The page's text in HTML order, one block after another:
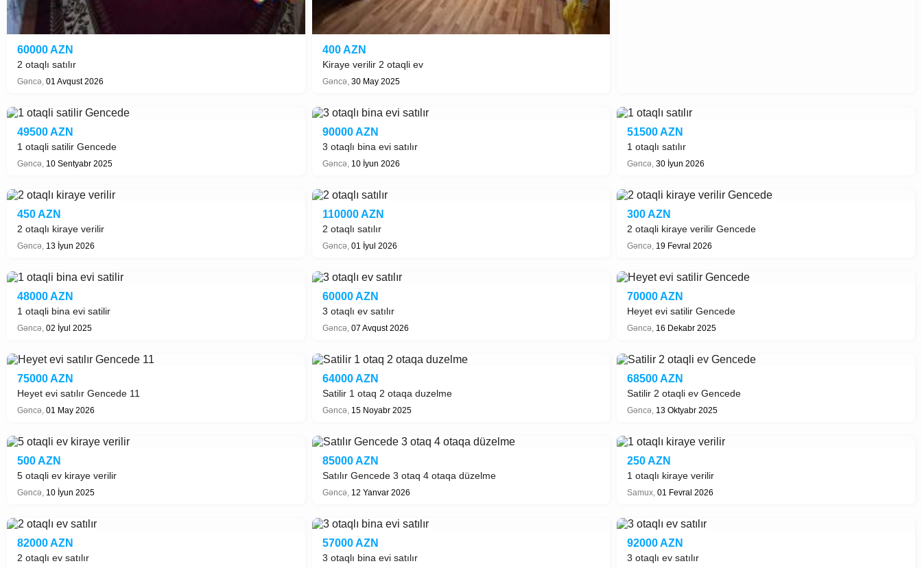
60000 AZN
2 otaqlı satılır
Gəncə, 01 Avqust 2026
400 AZN
Kiraye verilir 2 otaqli ev
Gəncə, 30 May 2025
49500 AZN
1 otaqli satilir Gencede
Gəncə, 10 Sentyabr 2025
90000 AZN
3 otaqlı bina evi satılır
Gəncə, 10 İyun 2026
51500 AZN
1 otaqlı satılır
Gəncə,30 İyun 2026
450 AZN
2 otaqlı kiraye verilir
Gəncə, 13 İyun 2026
110000 AZN
2 otaqlı satılır
Gəncə, 01 İyul 2026
300 AZN
2 otaqli kiraye verilir Gencede
Gəncə, 19 Fevral 2026
48000 AZN
1 otaqli bina evi satilir
Gəncə, 02 İyul 2025
60000 AZN
3 otaqlı ev satılır
Gəncə, 07 Avqust 2026
70000 AZN
Heyet evi satilir Gencede
Gəncə, 16 Dekabr 2025
75000 AZN
Heyet evi satılır Gencede 11
Gəncə, 01 May 2026
64000 AZN
Satilir 1 otaq 2 otaqa duzelme
Gəncə, 15 Noyabr 2025
68500 AZN
Satilir 2 otaqli ev Gencede
Gəncə, 13 Oktyabr 2025
500 AZN
5 otaqli ev kiraye verilir
Gəncə, 10 İyun 2025
85000 AZN
Satılır Gencede 3 otaq 4 otaqa düzelme
Gəncə, 12 Yanvar 2026
250 AZN
1 otaqlı kiraye verilir
Samux,01 Fevral 2026
82000 AZN
2 otaqlı ev satılır
57000 AZN
3 otaqlı bina evi satılır
92000 AZN
3 otaqlı ev satılır